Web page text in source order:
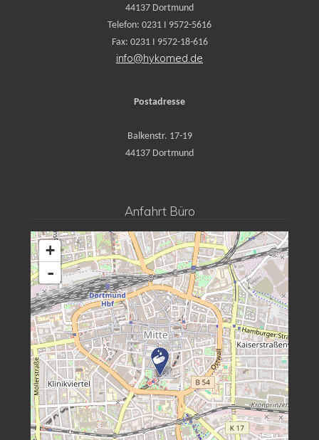
44137 Dortmund
Telefon: 0231 I 9572-5616
Fax: 0231 I 9572-18-616
info@hykomed.de
Postadresse
Balkenstr. 17-19
44137 Dortmund
Anfahrt Büro
+
-